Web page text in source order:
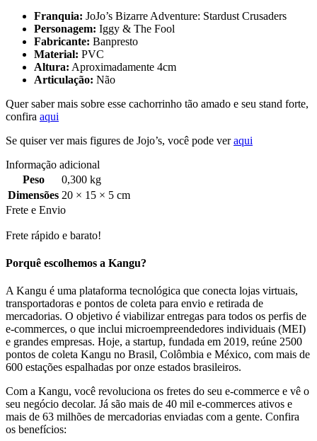
Franquia: JoJo’s Bizarre Adventure: Stardust Crusaders
Personagem: Iggy & The Fool
Fabricante: Banpresto
Material: PVC
Altura: Aproximadamente 4cm
Articulação: Não
Quer saber mais sobre esse cachorrinho tão amado e seu stand forte,
confira aqui
Se quiser ver mais figures de Jojo’s, você pode veraqui
Informação adicional
Peso
0,300 kg
Dimensões 20 × 15 × 5 cm
Frete e Envio
Frete rápido e barato!
Porquê escolhemos a Kangu?
A Kangu é uma plataforma tecnológica que conecta lojas virtuais,
transportadoras e pontos de coleta para envio e retirada de
mercadorias. O objetivo é viabilizar entregas para todos os perfis de
e-commerces, o que inclui microempreendedores individuais (MEI)
e grandes empresas. Hoje, a startup, fundada em 2019, reúne 2500
pontos de coleta Kangu no Brasil, Colômbia e México, com mais de
600 estações espalhadas por onze estados brasileiros.
Com a Kangu, você revoluciona os fretes do seu e-commerce e vê o
seu negócio decolar. Já são mais de 40 mil e-commerces ativos e
mais de 63 milhões de mercadorias enviadas com a gente. Confira
os benefícios: